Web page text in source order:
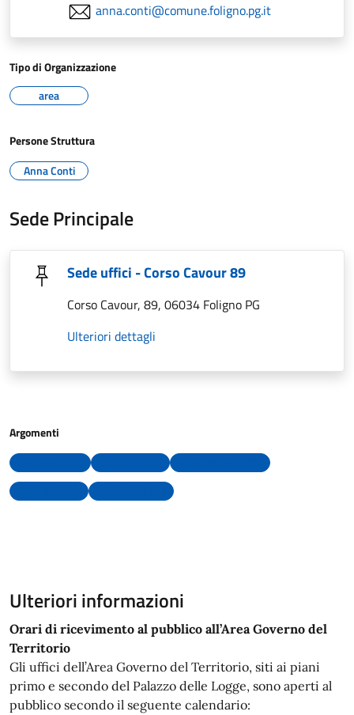
anna.conti@comune.foligno.pg.it
Tipo di Organizzazione
area
Persone Struttura
Anna Conti
Sede Principale
Sede uffici - Corso Cavour 89
Corso Cavour, 89, 06034 Foligno PG
Ulteriori dettagli
Argomenti
Ulteriori informazioni
Orari di ricevimento al pubblico all’Area Governo del
Territorio
Gli uffici dell’Area Governo del Territorio, siti ai piani
primo e secondo del Palazzo delle Logge, sono aperti al
pubblico secondo il seguente calendario: